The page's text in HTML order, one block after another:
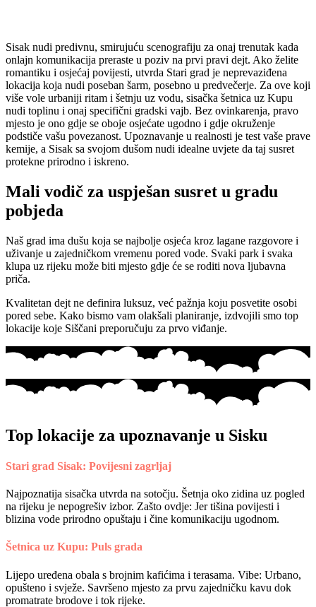
Sisak nudi predivnu, smirujuću scenografiju za onaj trenutak kada
onlajn komunikacija preraste u poziv na prvi pravi dejt. Ako želite
romantiku i osjećaj povijesti, utvrda Stari grad je neprevaziđena
lokacija koja nudi poseban šarm, posebno u predvečerje. Za ove koji
više vole urbaniji ritam i šetnju uz vodu, sisačka šetnica uz Kupu
nudi toplinu i onaj specifični gradski vajb. Bez ovinkarenja, pravo
mjesto je ono gdje se oboje osjećate ugodno i gdje okruženje
podstiče vašu povezanost. Upoznavanje u realnosti je test vaše prave
kemije, a Sisak sa svojom dušom nudi idealne uvjete da taj susret
protekne prirodno i iskreno.
Mali vodič za uspješan susret u gradu
pobjeda
Naš grad ima dušu koja se najbolje osjeća kroz lagane razgovore i
uživanje u zajedničkom vremenu pored vode. Svaki park i svaka
klupa uz rijeku može biti mjesto gdje će se roditi nova ljubavna
priča.
Kvalitetan dejt ne definira luksuz, već pažnja koju posvetite osobi
pored sebe. Kako bismo vam olakšali planiranje, izdvojili smo top
lokacije koje Siščani preporučuju za prvo viđanje.
Top lokacije za upoznavanje u Sisku
Stari grad Sisak: Povijesni zagrljaj
Najpoznatija sisačka utvrda na sotočju. Šetnja oko zidina uz pogled
na rijeku je nepogrešiv izbor. Zašto ovdje: Jer tišina povijesti i
blizina vode prirodno opuštaju i čine komunikaciju ugodnom.
Šetnica uz Kupu: Puls grada
Lijepo uređena obala s brojnim kafićima i terasama. Vibe: Urbano,
opušteno i svježe. Savršeno mjesto za prvu zajedničku kavu dok
promatrate brodove i tok rijeke.